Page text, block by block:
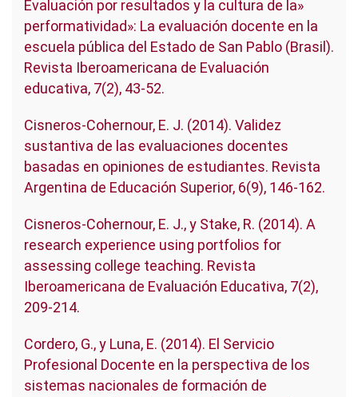
Evaluación por resultados y la cultura de la»
performatividad»: La evaluación docente en la
escuela pública del Estado de San Pablo (Brasil).
Revista Iberoamericana de Evaluación
educativa, 7(2), 43-52.
Cisneros-Cohernour, E. J. (2014). Validez
sustantiva de las evaluaciones docentes
basadas en opiniones de estudiantes. Revista
Argentina de Educación Superior, 6(9), 146-162.
Cisneros-Cohernour, E. J., y Stake, R. (2014). A
research experience using portfolios for
assessing college teaching. Revista
Iberoamericana de Evaluación Educativa, 7(2),
209-214.
Cordero, G., y Luna, E. (2014). El Servicio
Profesional Docente en la perspectiva de los
sistemas nacionales de formación de